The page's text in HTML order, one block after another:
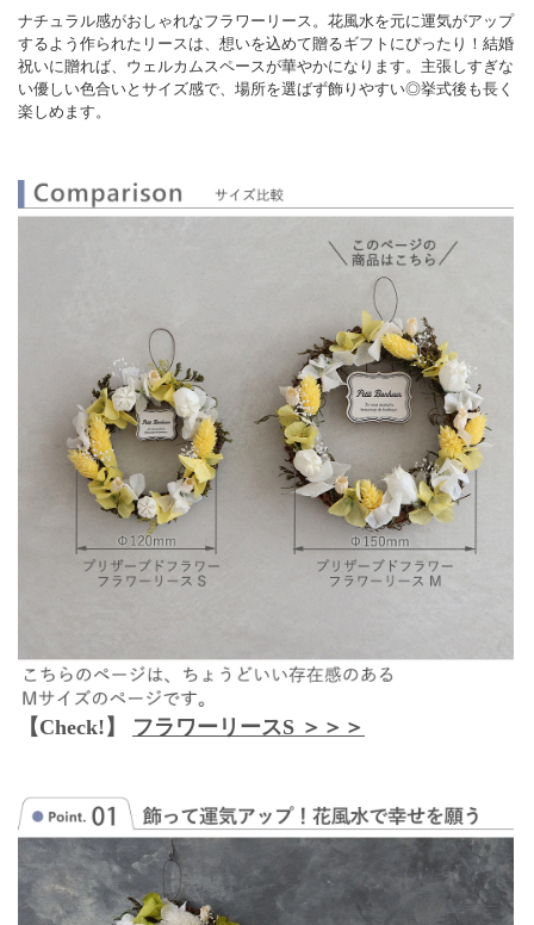
ナチュラル感がおしゃれなフラワーリース。花風水を元に運気がアップ
するよう作られたリースは、想いを込めて贈るギフトにぴったり！結婚
祝いに贈れば、ウェルカムスペースが華やかになります。主張しすぎな
い優しい色合いとサイズ感で、場所を選ばず飾りやすい◎挙式後も長く
楽しめます。
【Check!】 フラワーリースS ＞＞＞